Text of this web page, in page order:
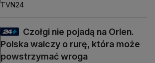
TVN24
Czołgi nie pojadą na Orlen.
Polska walczy o rurę, która może
powstrzymać wroga